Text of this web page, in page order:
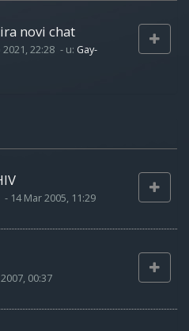
novi chat
2021, 22:28 - u: Gay-
- 14 Mar 2005, 11:29
00:37